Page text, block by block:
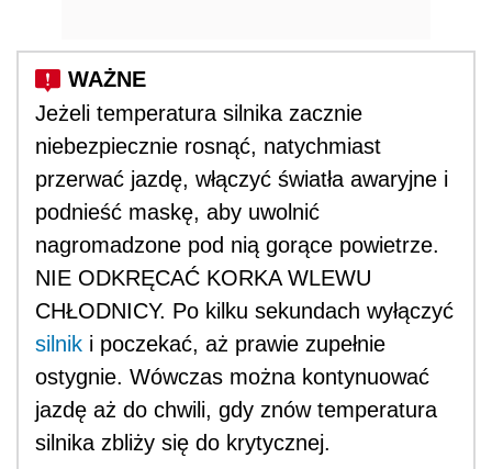
Jeżeli temperatura silnika zacznie
niebezpiecznie rosnąć, natychmiast
przerwać jazdę, włączyć światła awaryjne i
podnieść maskę, aby uwolnić
nagromadzone pod nią gorące powietrze.
NIE ODKRĘCAĆ KORKA WLEWU
CHŁODNICY. Po kilku sekundach wyłączyć
silnik i poczekać, aż prawie zupełnie
ostygnie. Wówczas można kontynuować
jazdę aż do chwili, gdy znów temperatura
silnika zbliży się do krytycznej.